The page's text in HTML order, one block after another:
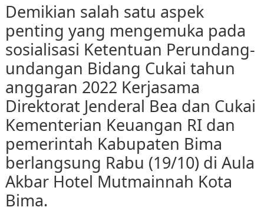
Demikian salah satu aspek
penting yang mengemuka pada
sosialisasi Ketentuan Perundang-
undangan Bidang Cukai tahun
anggaran 2022 Kerjasama
Direktorat Jenderal Bea dan Cukai
Kementerian Keuangan RI dan
pemerintah Kabupaten Bima
berlangsung Rabu (19/10) di Aula
Akbar Hotel Mutmainnah Kota
Bima.